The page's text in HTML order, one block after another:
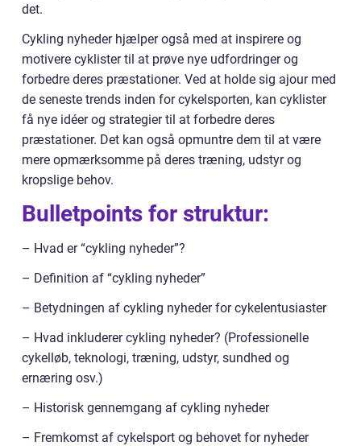
det.
Cykling nyheder hjælper også med at inspirere og
motivere cyklister til at prøve nye udfordringer og
forbedre deres præstationer. Ved at holde sig ajour med
de seneste trends inden for cykelsporten, kan cyklister
få nye idéer og strategier til at forbedre deres
præstationer. Det kan også opmuntre dem til at være
mere opmærksomme på deres træning, udstyr og
kropslige behov.
Bulletpoints for struktur:
– Hvad er “cykling nyheder”?
– Definition af “cykling nyheder”
– Betydningen af cykling nyheder for cykelentusiaster
– Hvad inkluderer cykling nyheder? (Professionelle
cykelløb, teknologi, træning, udstyr, sundhed og
ernæring osv.)
– Historisk gennemgang af cykling nyheder
– Fremkomst af cykelsport og behovet for nyheder